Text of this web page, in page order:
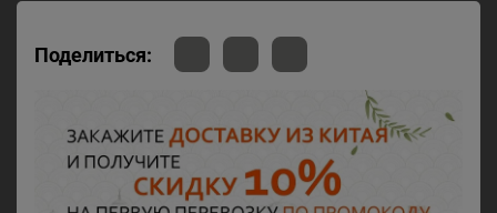
Поделиться: